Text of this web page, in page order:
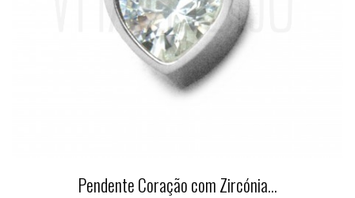
Pendente Coração com Zircónia...